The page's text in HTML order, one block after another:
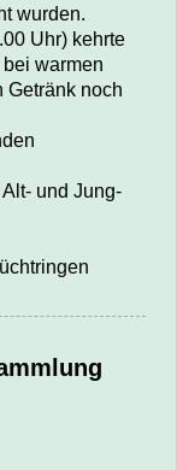
wurden.
Uhr) kehrte
warmen
Getränk noch
und Jung-